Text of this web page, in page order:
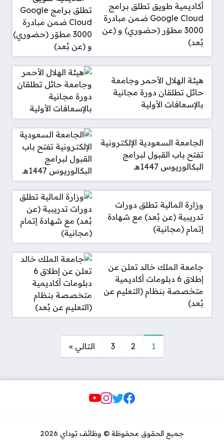
أكاديمية طويق تطلق برامج
Google Cloud ضمن مبادرة
3000 مطوّر (حضوري) و (عن
بُعد)
هيئة الهلال الأحمر وجامعة
حائل تطلقان دورة مجانية
بالإسعافات الأولية
الجامعة السعودية الإلكترونية
تفتح باب القبول لبرامج
البكالوريوس 1447هـ
وزارة المالية تطلق دورات
تدريبية (عن بُعد) مع شهادة
إتمام (مجانية)
جامعة الملك خالد تعلن عن
إطلاق 6 دبلومات أكاديمية
متخصصة بنظام (التعليم عن
بُعد)
1
2
3 التالي »
Social Links
جميع الحقوق محفوظة © وظائف توداي 2026